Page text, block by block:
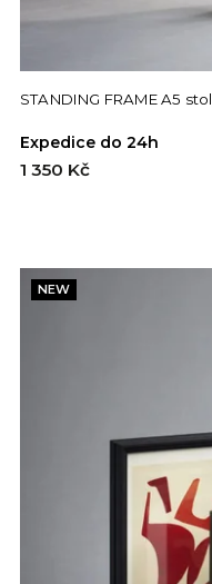
STANDING FRAME A5
Expedice do 24h
1 350 Kč
NEW